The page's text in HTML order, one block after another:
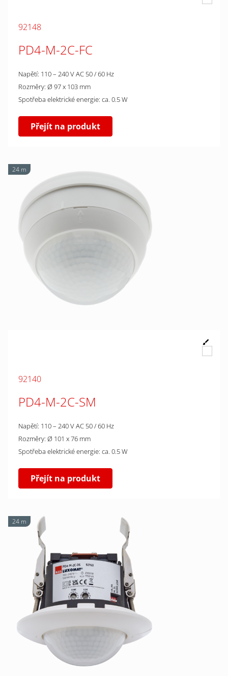
92148
PD4-M-2C-FC
Napětí: 110 – 240 V AC 50 / 60 Hz
Rozměry: Ø 97 x 103 mm
Spotřeba elektrické energie: ca. 0.5 W
Přejít na produkt
24 m
92140
PD4-M-2C-SM
Napětí: 110 – 240 V AC 50 / 60 Hz
Rozměry: Ø 101 x 76 mm
Spotřeba elektrické energie: ca. 0.5 W
Přejít na produkt
24 m